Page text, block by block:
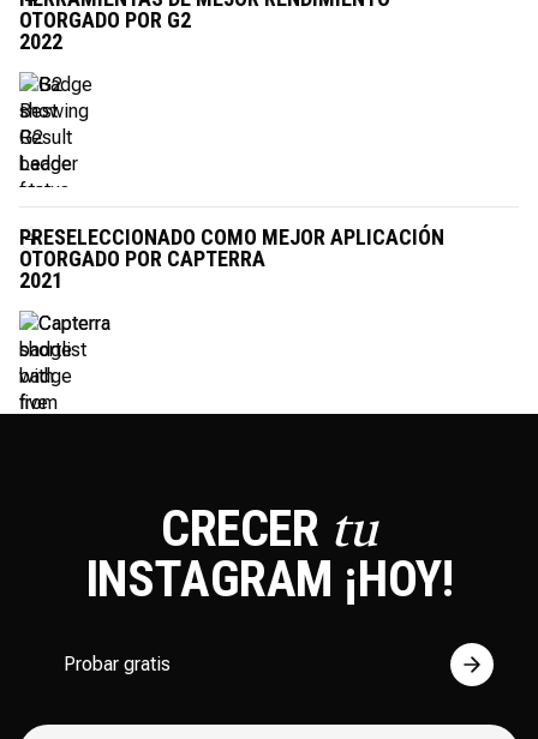
OTORGADO POR G2
2022
PRESELECCIONADO COMO MEJOR APLICACIÓN
OTORGADO POR CAPTERRA
2021
CRECER tu
INSTAGRAM ¡HOY!
Probar gratis